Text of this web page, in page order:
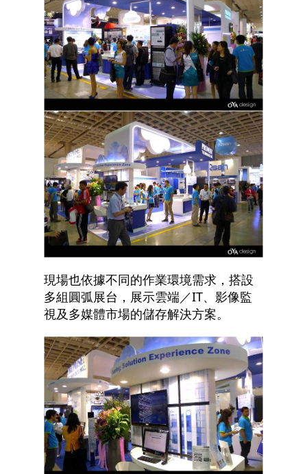
現場也依據不同的作業環境需求，搭設
多組圓弧展台，展示雲端／IT、影像監
視及多媒體市場的儲存解決方案。